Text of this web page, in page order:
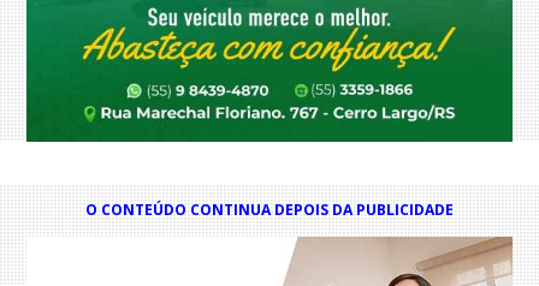
O CONTEÚDO CONTINUA DEPOIS DA PUBLICIDADE